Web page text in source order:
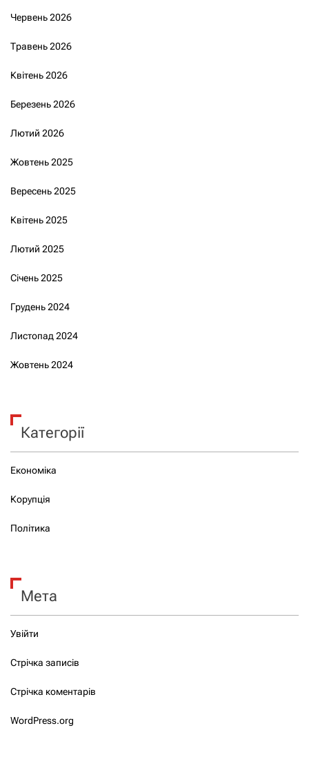
Червень 2026
Травень 2026
Квітень 2026
Березень 2026
Лютий 2026
Жовтень 2025
Вересень 2025
Квітень 2025
Лютий 2025
Січень 2025
Грудень 2024
Листопад 2024
Жовтень 2024
Категорії
Економіка
Корупція
Політика
Мета
Увійти
Стрічка записів
Стрічка коментарів
WordPress.org